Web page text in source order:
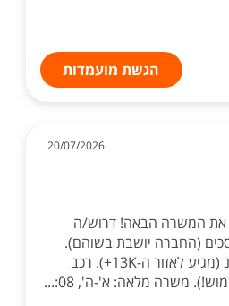
הגשת מועמדות
20/07/2026
את המשרה הבאה! דרוש/ה
(החברה יושבת בשוהם).
שכר: בסיס 11.5K + ש"נ (מגיע לאזור ה-13K+). רכב
משרה מלאה: א'-ה', 08:...